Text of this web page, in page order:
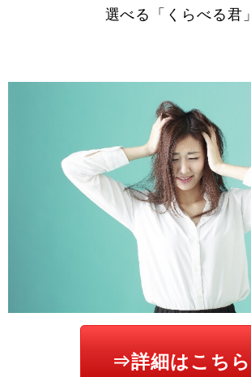
選べる「くらべる君」
⇒詳細はこちら